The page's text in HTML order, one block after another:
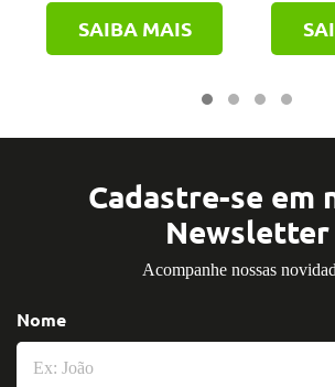
SAIBA MAIS
Cadastre-se em
Newsletter
Acompanhe nossas
Nome